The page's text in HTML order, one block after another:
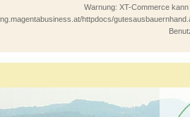
Warnung: XT-Commerce
httpdocs/